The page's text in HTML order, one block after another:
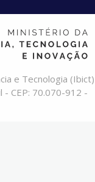
e Tecnologia (Ibict)
- CEP: 70.070-912 -